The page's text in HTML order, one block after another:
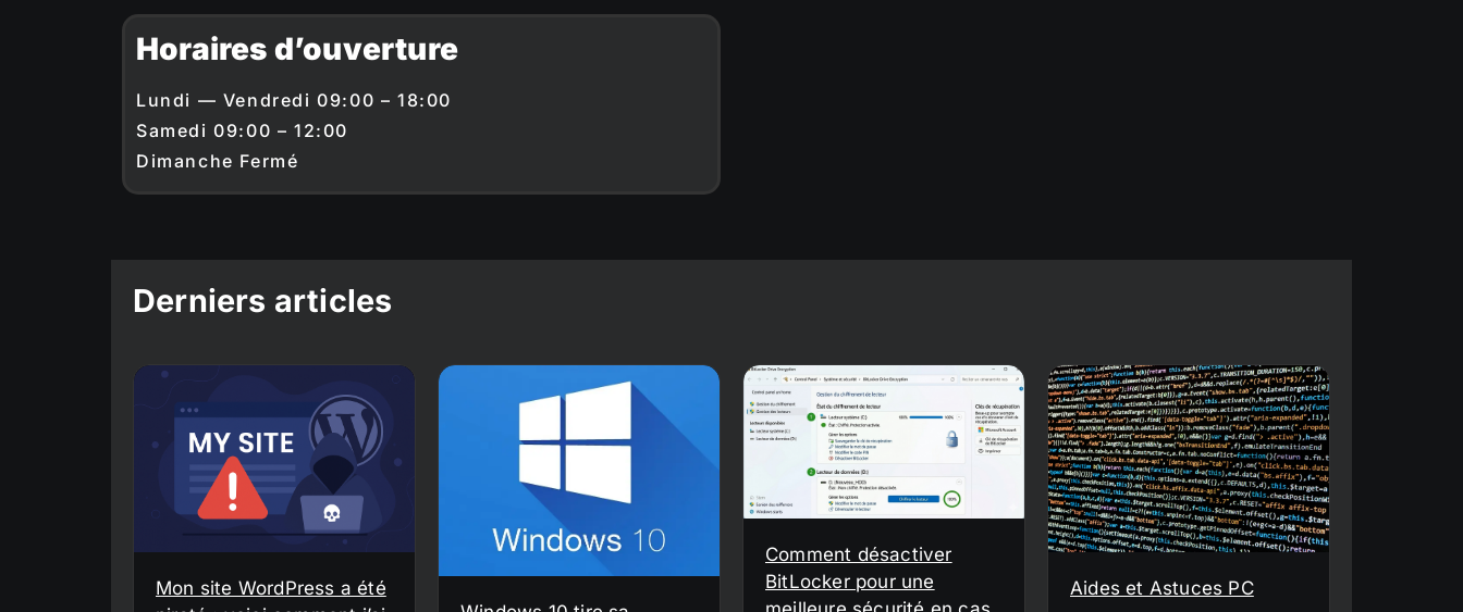
Horaires d’ouverture
Lundi — Vendredi 09:00 – 18:00
Samedi 09:00 – 12:00
Dimanche Fermé
Derniers articles
Mon site WordPress a été
Comment désactiver
BitLocker pour une
Aides et Astuces PC